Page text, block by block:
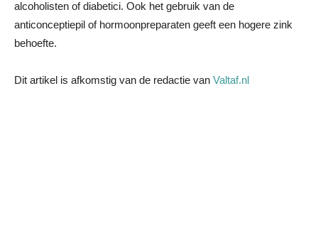
alcoholisten of diabetici. Ook het gebruik van de
anticonceptiepil of hormoonpreparaten geeft een hogere zink
behoefte.
Dit artikel is afkomstig van de redactie van Valtaf.nl